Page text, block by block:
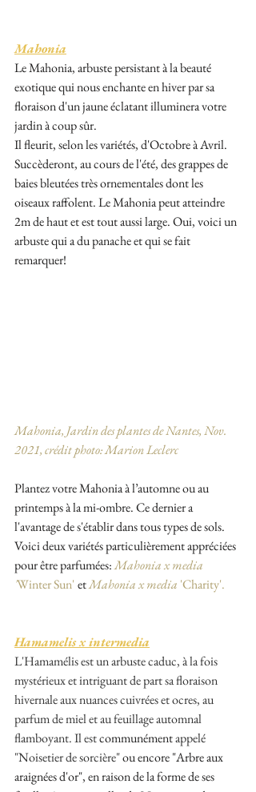
Mahonia
Le Mahonia, arbuste persistant à la beauté
exotique qui nous enchante en hiver par sa
floraison d'un jaune éclatant illuminera votre
jardin à coup sûr.
Il fleurit, selon les variétés, d'Octobre à Avril.
Succèderont, au cours de l'été, des grappes de
baies bleutées très ornementales dont les
oiseaux raffolent. Le Mahonia peut atteindre
2m de haut et est tout aussi large. Oui, voici un
arbuste qui a du panache et qui se fait
remarquer!
Mahonia, Jardin des plantes de Nantes, Nov.
2021, crédit photo: Marion Leclerc
Plantez votre Mahonia à l’automne ou au
printemps à la mi-ombre. Ce dernier a
l'avantage de s'établir dans tous types de sols.
Voici deux variétés particulièrement appréciées
pour être parfumées:Mahonia x media
'Winter Sun' et Mahonia x media 'Charity'.
Hamamelis x intermedia
L'Hamamélis est un arbuste caduc, à la fois
mystérieux et intriguant de part sa floraison
hivernale aux nuances cuivrées et ocres, au
parfum de miel et au feuillage automnal
flamboyant. Il est communément appelé
"Noisetier de sorcière" ou encore "Arbre aux
araignées d'or", en raison de la forme de ses